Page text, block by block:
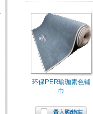
环保PER瑜珈素色铺
巾